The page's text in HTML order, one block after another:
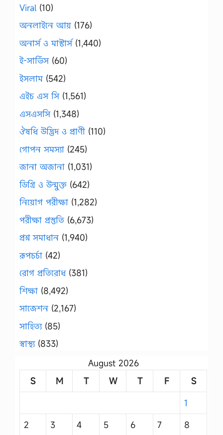
Viral (10)
অনলাইনে আয় (176)
অনার্স ও মাস্টার্স(1,440)
ই-সার্ভিস(60)
ইসলাম(542)
এইচ এস সি(1,561)
এসএসসি(1,348)
ঔষধি উদ্ভিদ ও প্রাণী (110)
গোপন সমস্যা (245)
জানা অজানা (1,031)
ডিগ্রি ও উন্মুক্ত (642)
নিয়োগ পরীক্ষা (1,282)
পরীক্ষা প্রস্তুতি (6,673)
প্রশ্ন সমাধান (1,940)
রূপচর্চা (42)
রোগ প্রতিরোধ(381)
শিক্ষা (8,492)
সাজেশন (2,167)
সাহিত্য(85)
স্বাস্থ্য(833)
August 2026
S
M T W T F
S
1
2
3 4 5 6 7 8